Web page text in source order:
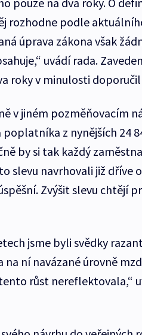
rozhodne podle
úprava zákona však
uvádí rada.
roky v minulosti
v jiném pozměňovacím
poplatníka z nynějších 24
by si tak každý
slevu navrhovali již dříve
Zvýšit slevu chtějí
jsme byli svědky
ní navázané úrovně
růst nereflektovala,“